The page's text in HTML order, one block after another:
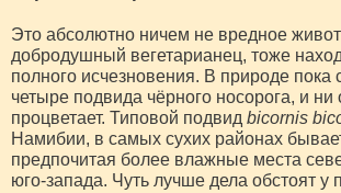
Это абсолютно ничем не вредное
добродушный вегетарианец, тоже
полного исчезновения. В природе пока
четыре подвида чёрного носорога, и ни
процветает. Типовой подвид bicornis
Намибии, в самых сухих районах
предпочитая более влажные места
юго-запада. Чуть лучше дела обстоят у